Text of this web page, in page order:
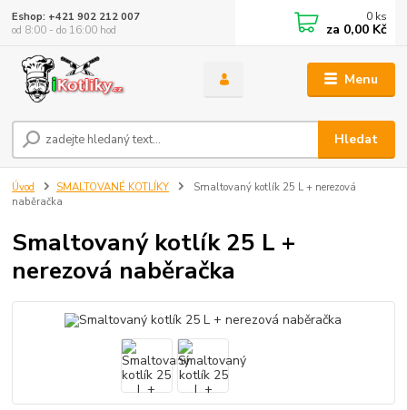
Menu
Hledat
Eshop: +421 902 212 007
od 8:00 - do 16:00 hod
0 ks
za 0,00 Kč
Úvod SMALTOVANÉ KOTLÍKY
Smaltovaný kotlík 25 L + nerezová
naběračka
Smaltovaný kotlík 25 L +
nerezová naběračka